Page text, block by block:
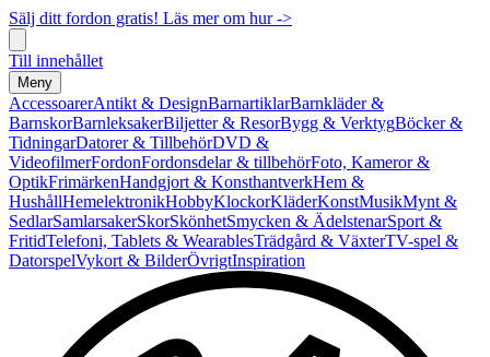
Sälj ditt fordon gratis! Läs mer om hur ->
Till innehållet
Meny
AccessoarerAntikt & DesignBarnartiklarBarnkläder &
BarnskorBarnleksakerBiljetter & ResorBygg & VerktygBöcker &
TidningarDatorer & TillbehörDVD &
VideofilmerFordonFordonsdelar & tillbehörFoto, Kameror &
OptikFrimärkenHandgjort & KonsthantverkHem &
HushållHemelektronikHobbyKlockorKläderKonstMusikMynt &
SedlarSamlarsakerSkorSkönhetSmycken & ÄdelstenarSport &
FritidTelefoni, Tablets & WearablesTrädgård & VäxterTV-spel &
DatorspelVykort & BilderÖvrigtInspiration